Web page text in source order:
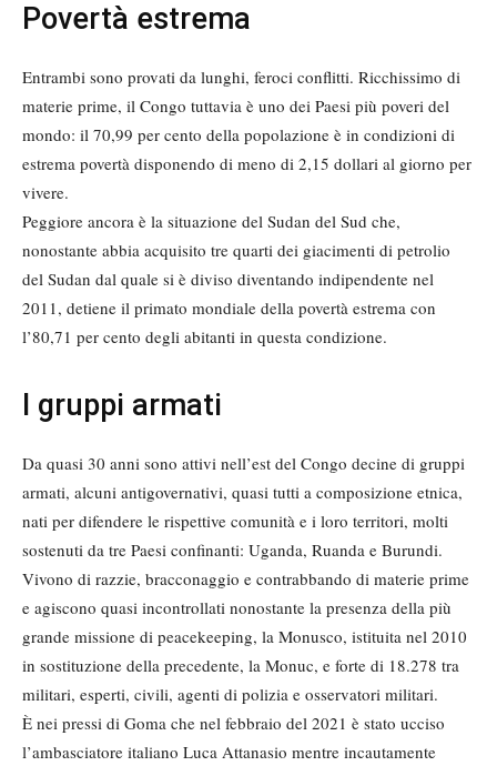
Povertà estrema
Entrambi sono provati da lunghi, feroci conflitti. Ricchissimo di
materie prime, il Congo tuttavia è uno dei Paesi più poveri del
mondo: il 70,99 per cento della popolazione è in condizioni di
estrema povertà disponendo di meno di 2,15 dollari al giorno per
vivere.
Peggiore ancora è la situazione del Sudan del Sud che,
nonostante abbia acquisito tre quarti dei giacimenti di petrolio
del Sudan dal quale si è diviso diventando indipendente nel
2011, detiene il primato mondiale della povertà estrema con
l’80,71 per cento degli abitanti in questa condizione.
I gruppi armati
Da quasi 30 anni sono attivi nell’est del Congo decine di gruppi
armati, alcuni antigovernativi, quasi tutti a composizione etnica,
nati per difendere le rispettive comunità e i loro territori, molti
sostenuti da tre Paesi confinanti: Uganda, Ruanda e Burundi.
Vivono di razzie, bracconaggio e contrabbando di materie prime
e agiscono quasi incontrollati nonostante la presenza della più
grande missione di peacekeeping, la Monusco, istituita nel 2010
in sostituzione della precedente, la Monuc, e forte di 18.278 tra
militari, esperti, civili, agenti di polizia e osservatori militari.
È nei pressi di Goma che nel febbraio del 2021 è stato ucciso
l’ambasciatore italiano Luca Attanasio mentre incautamente